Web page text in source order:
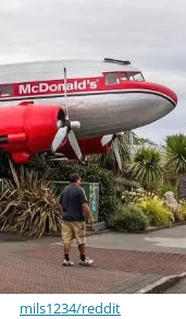
mils1234/reddit